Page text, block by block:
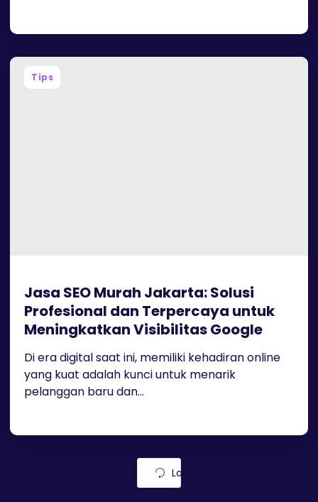
Tips
Jasa SEO Murah Jakarta: Solusi
Profesional dan Terpercaya untuk
Meningkatkan Visibilitas Google
Di era digital saat ini, memiliki kehadiran online
yang kuat adalah kunci untuk menarik
pelanggan baru dan...
Load More